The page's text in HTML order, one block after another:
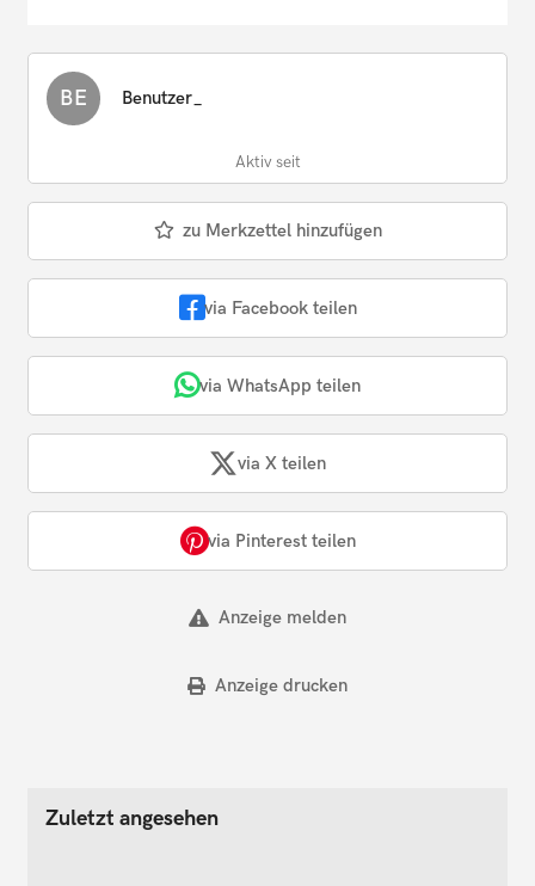
BE Benutzer_
Aktiv seit
zu Merkzettel hinzufügen
via Facebook teilen
via WhatsApp teilen
via X teilen
via Pinterest teilen
Anzeige melden
Anzeige drucken
Zuletzt angesehen